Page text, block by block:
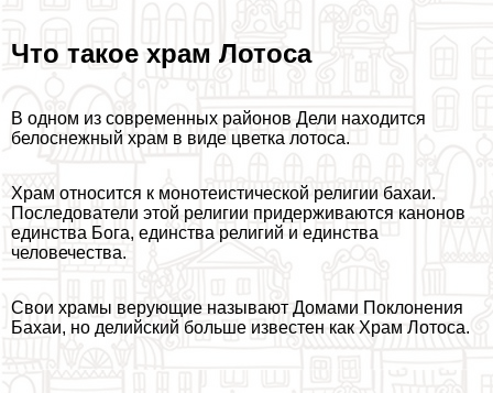
Что такое храм Лотоса
В одном из современных районов Дели находится
белоснежный храм в виде цветка лотоса.
Храм относится к монотеистической религии бахаи.
Последователи этой религии придерживаются канонов
единства Бога, единства религий и единства
человечества.
Свои храмы верующие называют Домами Поклонения
Бахаи, но делийский больше известен как Храм Лотоса.